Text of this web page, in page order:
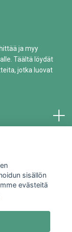
ja myy
Täältä löydät
jotka luovat
sisällön
evästeitä